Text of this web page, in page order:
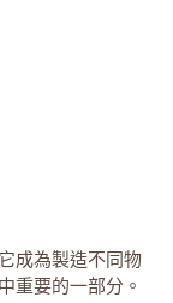
成為製造不同物
重要的一部分。